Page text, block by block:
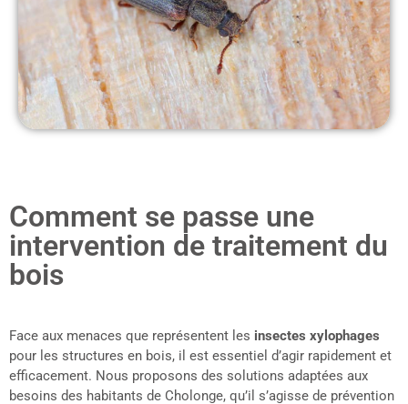
Comment se passe une
intervention de traitement du
bois
Face aux menaces que représentent les insectes xylophages
pour les structures en bois, il est essentiel d’agir rapidement et
efficacement. Nous proposons des solutions adaptées aux
besoins des habitants de Cholonge, qu’il s’agisse de prévention